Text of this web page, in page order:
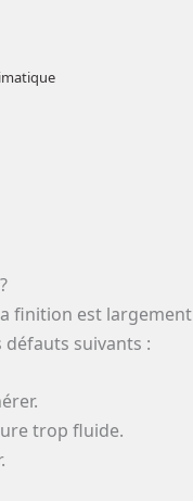
finition est
suivants :
trop fluide.